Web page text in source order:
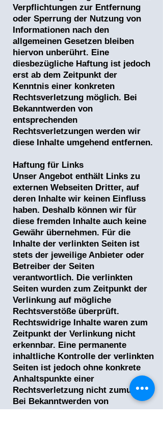
Verpflichtungen zur Entfernung
oder Sperrung der Nutzung von
Informationen nach den
allgemeinen Gesetzen bleiben
hiervon unberührt. Eine
diesbezügliche Haftung ist jedoch
erst ab dem Zeitpunkt der
Kenntnis einer konkreten
Rechtsverletzung möglich. Bei
Bekanntwerden von
entsprechenden
Rechtsverletzungen werden wir
diese Inhalte umgehend entfernen.
Haftung für Links
Unser Angebot enthält Links zu
externen Webseiten Dritter, auf
deren Inhalte wir keinen Einfluss
haben. Deshalb können wir für
diese fremden Inhalte auch keine
Gewähr übernehmen. Für die
Inhalte der verlinkten Seiten ist
stets der jeweilige Anbieter oder
Betreiber der Seiten
verantwortlich. Die verlinkten
Seiten wurden zum Zeitpunkt der
Verlinkung auf mögliche
Rechtsverstöße überprüft.
Rechtswidrige Inhalte waren zum
Zeitpunkt der Verlinkung nicht
erkennbar. Eine permanente
inhaltliche Kontrolle der verlinkten
Seiten ist jedoch ohne konkrete
Anhaltspunkte einer
Rechtsverletzung nicht zumutbar.
Bei Bekanntwerden von
Rechtsverletzungen werden wir